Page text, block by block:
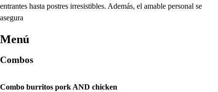
entrantes hasta postres irresistibles. Además, el amable personal se
asegura
Menú
Combos
Combo burritos pork AND chicken